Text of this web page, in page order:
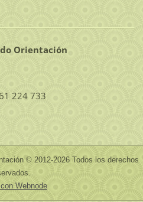
Orientación
224 733
© 2012-2026 Todos los derechos
Webnode